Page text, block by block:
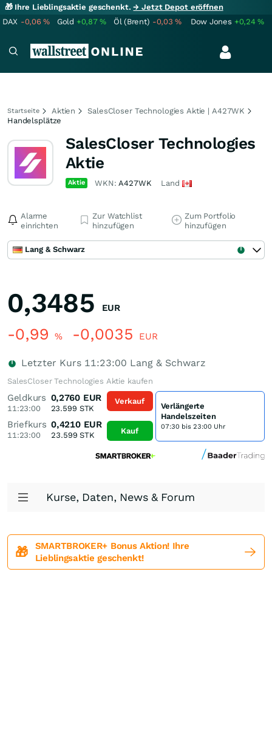
🎁 Ihre Lieblingsaktie geschenkt.→ Jetzt Depot eröffnen
DAX -0,06% Gold +0,87% Öl (Brent) -0,03% Dow Jones +0,24%
Startseite Aktien
SalesCloser Technologies Aktie | A427WK
Handelsplätze
SalesCloser Technologies
Aktie
Aktie WKN:A427WK Land
Alarme
einrichten
Zur Watchlist
hinzufügen
Zum Portfolio
hinzufügen
Lang & Schwarz
0,3485 EUR
-0,99 % -0,0035 EUR
Letzter Kurs 11:23:00 Lang & Schwarz
SalesCloser Technologies Aktie kaufen
Geldkurs
11:23:00
0,2760 EUR
23.599 STK
Briefkurs
11:23:00
0,4210 EUR
23.599 STK
Verkauf
Kauf
Verlängerte
Handelszeiten
07:30 bis 23:00 Uhr
Kurse, Daten, News & Forum
🎁
SMARTBROKER+ Bonus Aktion! Ihre
Lieblingsaktie geschenkt!